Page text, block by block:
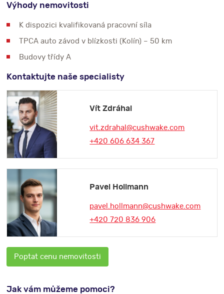
Výhody nemovitosti
K dispozici kvalifikovaná pracovní síla
TPCA auto závod v blízkosti (Kolín) – 50 km
Budovy třídy A
Kontaktujte naše specialisty
Vít Zdráhal
vit.zdrahal@cushwake.com
+420 606 634 367
Pavel Hollmann
pavel.hollmann@cushwake.com
+420 720 836 906
Poptat cenu nemovitosti
Jak vám můžeme pomoci?